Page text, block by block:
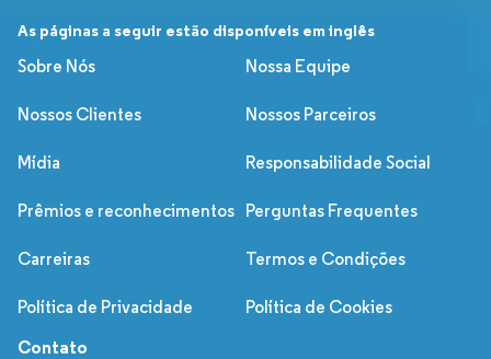
As páginas a seguir estão disponíveis em inglês
Sobre Nós
Nossa Equipe
Nossos Clientes Nossos Parceiros
Mídia Responsabilidade Social
Prêmios e reconhecimentos Perguntas Frequentes
Carreiras Termos e Condições
Política de Privacidade Política de Cookies
Contato